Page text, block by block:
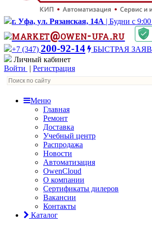
г. Уфа, ул. Рязанская, 14А | Будни с
market@owen-ufa.ru
+7 (347) 200-92-14
БЫСТРАЯ
Личный кабинет
Войти | Регистрация
Меню
Главная
Ремонт
Доставка
Учебный центр
Распродажа
Новости
Автоматизация
OwenCloud
О компании
Сертификаты дилеров
Вакансии
Контакты
Каталог